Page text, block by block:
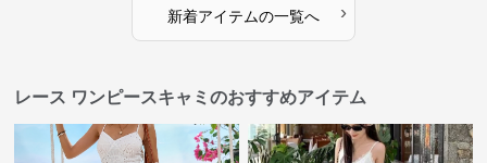
新着アイテムの一覧へ ›
レース ワンピースキャミのおすすめアイテム